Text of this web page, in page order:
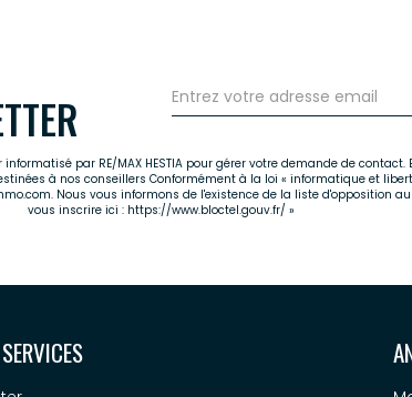
par RE/MAX HESTIA pour gérer votre demande de
à nos conseillers Conformément à la loi « informatique et
Nous vous informons de l'existence de la liste d'opposition
vous inscrire ici : https://www.bloctel.gouv.fr/ »